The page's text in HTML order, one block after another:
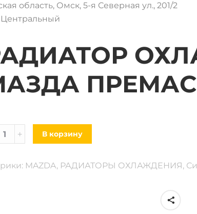
область, Омск, 5-я Северная ул., 201/2
В корзину
MAZDA, РАДИАТОРЫ ОХЛАЖДЕНИЯ,